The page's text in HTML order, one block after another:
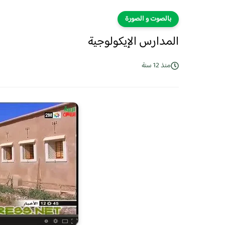
بالصوت و الصورة
المدارس الإيكولوجية
منذ 12 سنة